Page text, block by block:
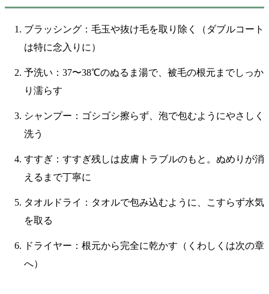
ブラッシング：毛玉や抜け毛を取り除く（ダブルコート
は特に念入りに）
予洗い：37〜38℃のぬるま湯で、被毛の根元までしっか
り濡らす
シャンプー：ゴシゴシ擦らず、泡で包むようにやさしく
洗う
すすぎ：すすぎ残しは皮膚トラブルのもと。ぬめりが消
えるまで丁寧に
タオルドライ：タオルで包み込むように、こすらず水気
を取る
ドライヤー：根元から完全に乾かす（くわしくは次の章
へ）